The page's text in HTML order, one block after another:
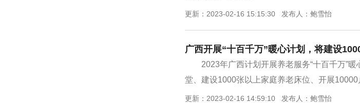
更新：2023-02-16 15:15:30 发布人：鲍雪怡
广西开展“十百千万”暖心计划，将建设
2023年广西计划开展养老服务“十百千万”
堂、建设1000张以上家庭养老床位、开展10000
更新：2023-02-16 14:59:10 发布人：鲍雪怡